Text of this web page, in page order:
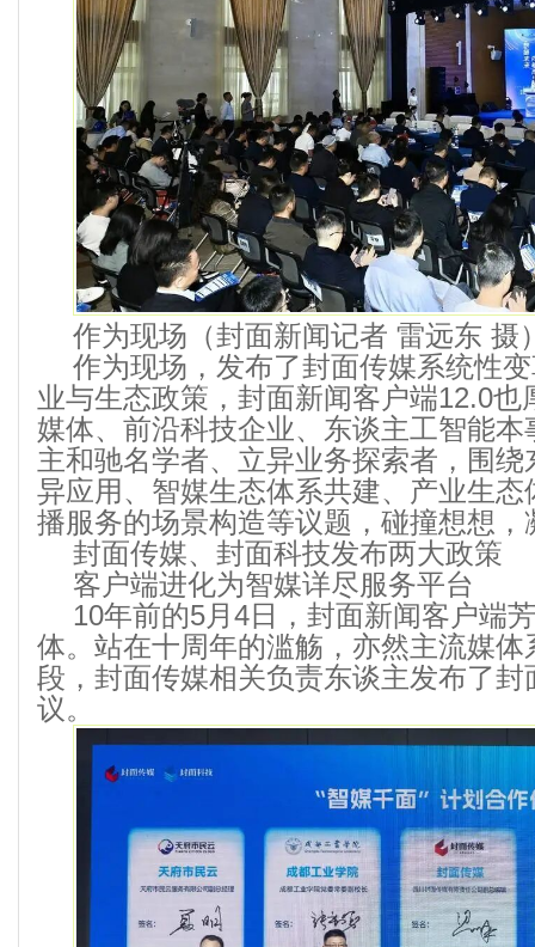
作为现场（封面新闻记者 雷远东 摄
作为现场，发布了封面传媒系统性
业与生态政策，封面新闻客户端12.0也
媒体、前沿科技企业、东谈主工智能
主和驰名学者、立异业务探索者，围
异应用、智媒生态体系共建、产业生
播服务的场景构造等议题，碰撞想想，
封面传媒、封面科技发布两大政策
客户端进化为智媒详尽服务平台
10年前的5月4日，封面新闻客户端
体。站在十周年的滥觞，亦然主流媒
段，封面传媒相关负责东谈主发布了
议。